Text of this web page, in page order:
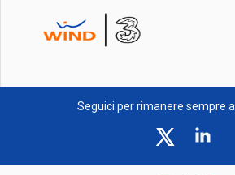
Seguici per rimanere sempre